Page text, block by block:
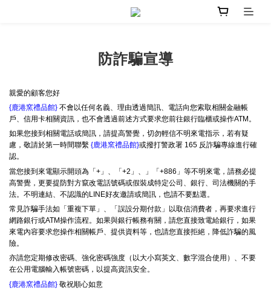
防詐騙宣導
親愛的顧客您好
{鹿港窯禮品館} 不會以任何名義、理由透過簡訊、電話向您索取相關金融帳
戶、信用卡相關資訊，也不會透過前述方式要求您前往銀行臨櫃或操作ATM。
如果您接到相關電話或簡訊，請提高警覺，切勿輕信不明來電指示，若有疑
慮，敬請於第一時間聯繫 {鹿港窯禮品館}或撥打警政署 165 反詐騙專線進行確
認。
當您接到來電顯示開頭為「+」、「+2」、」「+886」等不明來電，請務必提
高警覺，更要提防對方竄改電話號碼或假裝成特定公司、銀行、司法機關的手
法。不明連結、不認識的LINE好友邀請或簡訊，也請不要點選。
常見詐騙手法如「重複下單」、「誤設分期付款」以取信消費者，再要求進行
網路銀行或ATM操作流程。如果與銀行帳務有關，請您直接致電給銀行，如果
來電內容要求您操作相關帳戶、提供資料等，也請您直接拒絕，降低詐騙的風
險。
亦請您定期修改密碼、強化密碼強度（以大小寫英文、數字混合使用）、不要
在公用電腦輸入帳號密碼，以提高資訊安全。
{鹿港窯禮品館} 敬祝順心如意